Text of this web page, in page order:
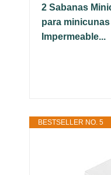
2 Sabanas
para
Impermeable...
BESTSELLER NO. 5